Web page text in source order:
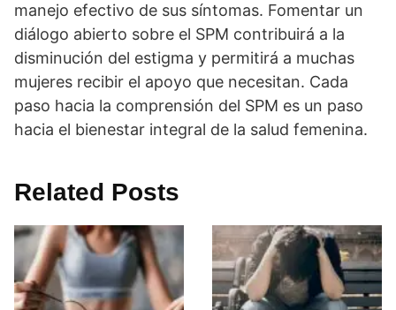
manejo efectivo de sus sí­ntomas. Fomentar un
diálogo abierto sobre el SPM contribuirá a la
disminución del estigma y permitirá a muchas
mujeres recibir el apoyo que necesitan. Cada
paso hacia la comprensión del SPM es un paso
hacia el bienestar integral de la salud femenina.
Related Posts